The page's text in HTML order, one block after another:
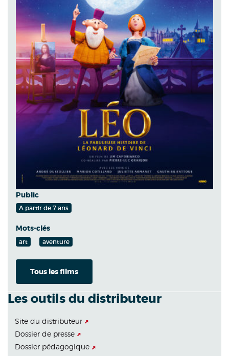
Public
A partir de 7 ans
Mots-clés
art aventure
Tous les films
Les outils du distributeur
Site du distributeur
Dossier de presse
Dossier pédagogique